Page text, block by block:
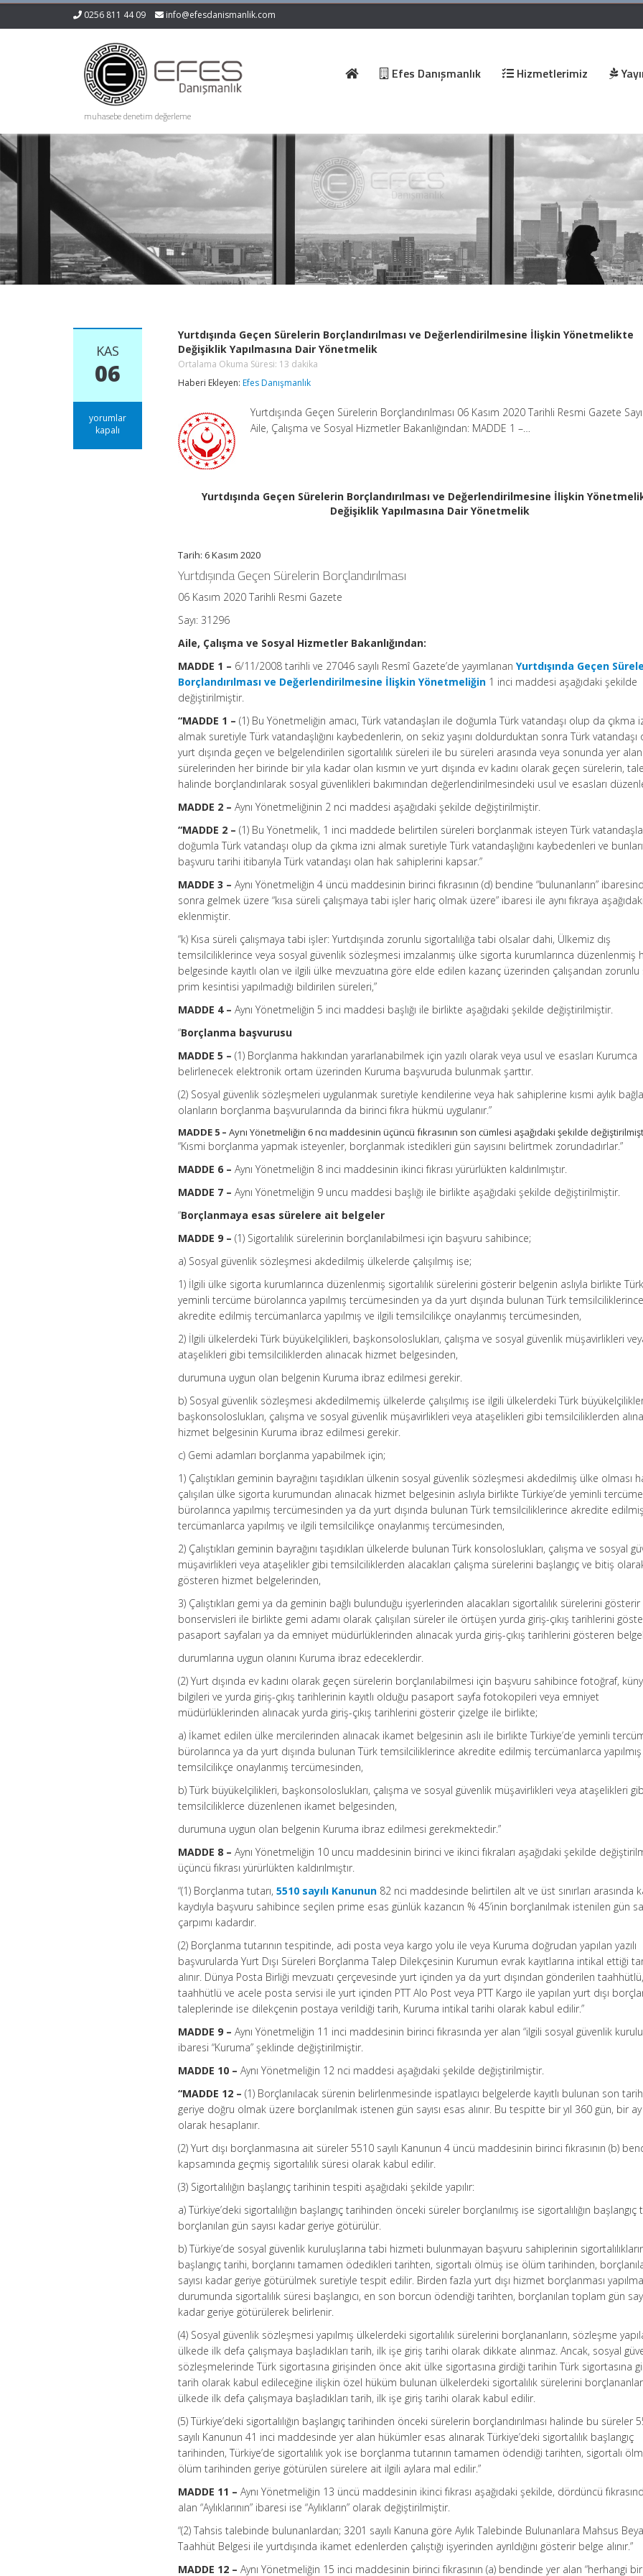
0256 811 44 09 info@efesdanismanlik.com
muhasebe denetim değerleme
Efes Danışmanlık Hizmetlerimiz
KAS
06
Yurtdışında
Geçen
yorumlar
kapalı
Yurtdışında Geçen Sürelerin Borçlandırılması ve Değerlendirilmesine İlişkin Yönetmelikte
Değişiklik Yapılmasına Dair Yönetmelik
Ortalama Okuma Süresi: 13 dakika
Haberi Ekleyen:Efes Danışmanlık
Yurtdışında Geçen Sürelerin Borçlandırılması 06 Kasım 2020 Tarihli Resmi Gazete
Aile, Çalışma ve Sosyal Hizmetler Bakanlığından: MADDE 1 –…
Yurtdışında Geçen Sürelerin Borçlandırılması ve Değerlendirilmesine İlişkin
Değişiklik Yapılmasına Dair Yönetmelik
Tarih: 6 Kasım 2020
Yurtdışında Geçen Sürelerin Borçlandırılması
06 Kasım 2020 Tarihli Resmi Gazete
Sayı: 31296
Aile, Çalışma ve Sosyal Hizmetler Bakanlığından:
MADDE 1 – 6/11/2008 tarihli ve 27046 sayılı Resmî Gazete’de yayımlananYurtdışında Geçen
Borçlandırılması ve Değerlendirilmesine İlişkin Yönetmeliğin 1 inci maddesi aşağıdaki şekilde
değiştirilmiştir.
“MADDE 1 –(1) Bu Yönetmeliğin amacı, Türk vatandaşları ile doğumla Türk vatandaşı olup da çıkma
almak suretiyle Türk vatandaşlığını kaybedenlerin, on sekiz yaşını doldurduktan sonra Türk vatandaşı
yurt dışında geçen ve belgelendirilen sigortalılık süreleri ile bu süreleri arasında veya sonunda yer
sürelerinden her birinde bir yıla kadar olan kısmın ve yurt dışında ev kadını olarak geçen sürelerin,
halinde borçlandırılarak sosyal güvenlikleri bakımından değerlendirilmesindeki usul ve esasları
MADDE 2 –Aynı Yönetmeliğinin 2 nci maddesi aşağıdaki şekilde değiştirilmiştir.
“MADDE 2 – (1) Bu Yönetmelik, 1 inci maddede belirtilen süreleri borçlanmak isteyen Türk
doğumla Türk vatandaşı olup da çıkma izni almak suretiyle Türk vatandaşlığını kaybedenleri ve
başvuru tarihi itibarıyla Türk vatandaşı olan hak sahiplerini kapsar.”
MADDE 3 –Aynı Yönetmeliğin 4 üncü maddesinin birinci fıkrasının (d) bendine “bulunanların”
sonra gelmek üzere “kısa süreli çalışmaya tabi işler hariç olmak üzere” ibaresi ile aynı fıkraya
eklenmiştir.
“k) Kısa süreli çalışmaya tabi işler: Yurtdışında zorunlu sigortalılığa tabi olsalar dahi, Ülkemiz dış
temsilciliklerince veya sosyal güvenlik sözleşmesi imzalanmış ülke sigorta kurumlarınca düzenlenmiş
belgesinde kayıtlı olan ve ilgili ülke mevzuatına göre elde edilen kazanç üzerinden çalışandan
prim kesintisi yapılmadığı bildirilen süreleri,”
MADDE 4 –Aynı Yönetmeliğin 5 inci maddesi başlığı ile birlikte aşağıdaki şekilde değiştirilmiştir.
“Borçlanma başvurusu
MADDE 5 –(1) Borçlanma hakkından yararlanabilmek için yazılı olarak veya usul ve esasları Kurumca
belirlenecek elektronik ortam üzerinden Kuruma başvuruda bulunmak şarttır.
(2) Sosyal güvenlik sözleşmeleri uygulanmak suretiyle kendilerine veya hak sahiplerine kısmi aylık
olanların borçlanma başvurularında da birinci fıkra hükmü uygulanır.”
MADDE 5 –Aynı Yönetmeliğin 6 ncı maddesinin üçüncü fıkrasının son cümlesi aşağıdaki şekilde
“Kısmi borçlanma yapmak isteyenler, borçlanmak istedikleri gün sayısını belirtmek zorundadırlar.”
MADDE 6 –Aynı Yönetmeliğin 8 inci maddesinin ikinci fıkrası yürürlükten kaldırılmıştır.
MADDE 7 –Aynı Yönetmeliğin 9 uncu maddesi başlığı ile birlikte aşağıdaki şekilde değiştirilmiştir.
“Borçlanmaya esas sürelere ait belgeler
MADDE 9 –(1) Sigortalılık sürelerinin borçlanılabilmesi için başvuru sahibince;
a) Sosyal güvenlik sözleşmesi akdedilmiş ülkelerde çalışılmış ise;
1) İlgili ülke sigorta kurumlarınca düzenlenmiş sigortalılık sürelerini gösterir belgenin aslıyla birlikte
yeminli tercüme bürolarınca yapılmış tercümesinden ya da yurt dışında bulunan Türk temsilciliklerince
akredite edilmiş tercümanlarca yapılmış ve ilgili temsilcilikçe onaylanmış tercümesinden,
2) İlgili ülkelerdeki Türk büyükelçilikleri, başkonsoloslukları, çalışma ve sosyal güvenlik müşavirlikleri
ataşelikleri gibi temsilciliklerden alınacak hizmet belgesinden,
durumuna uygun olan belgenin Kuruma ibraz edilmesi gerekir.
b) Sosyal güvenlik sözleşmesi akdedilmemiş ülkelerde çalışılmış ise ilgili ülkelerdeki Türk
başkonsoloslukları, çalışma ve sosyal güvenlik müşavirlikleri veya ataşelikleri gibi temsilciliklerden
hizmet belgesinin Kuruma ibraz edilmesi gerekir.
c) Gemi adamları borçlanma yapabilmek için;
1) Çalıştıkları geminin bayrağını taşıdıkları ülkenin sosyal güvenlik sözleşmesi akdedilmiş ülke olması
çalışılan ülke sigorta kurumundan alınacak hizmet belgesinin aslıyla birlikte Türkiye’de yeminli tercüme
bürolarınca yapılmış tercümesinden ya da yurt dışında bulunan Türk temsilciliklerince akredite edilmiş
tercümanlarca yapılmış ve ilgili temsilcilikçe onaylanmış tercümesinden,
2) Çalıştıkları geminin bayrağını taşıdıkları ülkelerde bulunan Türk konsoloslukları, çalışma ve sosyal
müşavirlikleri veya ataşelikler gibi temsilciliklerden alacakları çalışma sürelerini başlangıç ve bitiş
gösteren hizmet belgelerinden,
3) Çalıştıkları gemi ya da geminin bağlı bulunduğu işyerlerinden alacakları sigortalılık sürelerini gösterir
bonservisleri ile birlikte gemi adamı olarak çalışılan süreler ile örtüşen yurda giriş-çıkış tarihlerini
pasaport sayfaları ya da emniyet müdürlüklerinden alınacak yurda giriş-çıkış tarihlerini gösteren
durumlarına uygun olanını Kuruma ibraz edeceklerdir.
(2) Yurt dışında ev kadını olarak geçen sürelerin borçlanılabilmesi için başvuru sahibince fotoğraf,
bilgileri ve yurda giriş-çıkış tarihlerinin kayıtlı olduğu pasaport sayfa fotokopileri veya emniyet
müdürlüklerinden alınacak yurda giriş-çıkış tarihlerini gösterir çizelge ile birlikte;
a) İkamet edilen ülke mercilerinden alınacak ikamet belgesinin aslı ile birlikte Türkiye’de yeminli
bürolarınca ya da yurt dışında bulunan Türk temsilciliklerince akredite edilmiş tercümanlarca yapılmış
temsilcilikçe onaylanmış tercümesinden,
b) Türk büyükelçilikleri, başkonsoloslukları, çalışma ve sosyal güvenlik müşavirlikleri veya ataşelikleri
temsilciliklerce düzenlenen ikamet belgesinden,
durumuna uygun olan belgenin Kuruma ibraz edilmesi gerekmektedir.”
MADDE 8 –Aynı Yönetmeliğin 10 uncu maddesinin birinci ve ikinci fıkraları aşağıdaki şekilde
üçüncü fıkrası yürürlükten kaldırılmıştır.
“(1) Borçlanma tutarı,5510 sayılı Kanunun 82 nci maddesinde belirtilen alt ve üst sınırları arasında
kaydıyla başvuru sahibince seçilen prime esas günlük kazancın % 45’inin borçlanılmak istenilen gün
çarpımı kadardır.
(2) Borçlanma tutarının tespitinde, adi posta veya kargo yolu ile veya Kuruma doğrudan yapılan yazılı
başvurularda Yurt Dışı Süreleri Borçlanma Talep Dilekçesinin Kurumun evrak kayıtlarına intikal ettiği
alınır. Dünya Posta Birliği mevzuatı çerçevesinde yurt içinden ya da yurt dışından gönderilen
taahhütlü ve acele posta servisi ile yurt içinden PTT Alo Post veya PTT Kargo ile yapılan yurt dışı
taleplerinde ise dilekçenin postaya verildiği tarih, Kuruma intikal tarihi olarak kabul edilir.”
MADDE 9 – Aynı Yönetmeliğin 11 inci maddesinin birinci fıkrasında yer alan “ilgili sosyal güvenlik
ibaresi “Kuruma” şeklinde değiştirilmiştir.
MADDE 10 –Aynı Yönetmeliğin 12 nci maddesi aşağıdaki şekilde değiştirilmiştir.
“MADDE 12 – (1) Borçlanılacak sürenin belirlenmesinde ispatlayıcı belgelerde kayıtlı bulunan son
geriye doğru olmak üzere borçlanılmak istenen gün sayısı esas alınır. Bu tespitte bir yıl 360 gün, bir
olarak hesaplanır.
(2) Yurt dışı borçlanmasına ait süreler 5510 sayılı Kanunun 4 üncü maddesinin birinci fıkrasının (b)
kapsamında geçmiş sigortalılık süresi olarak kabul edilir.
(3) Sigortalılığın başlangıç tarihinin tespiti aşağıdaki şekilde yapılır:
a) Türkiye’deki sigortalılığın başlangıç tarihinden önceki süreler borçlanılmış ise sigortalılığın başlangıç
borçlanılan gün sayısı kadar geriye götürülür.
b) Türkiye’de sosyal güvenlik kuruluşlarına tabi hizmeti bulunmayan başvuru sahiplerinin
başlangıç tarihi, borçlarını tamamen ödedikleri tarihten, sigortalı ölmüş ise ölüm tarihinden,
sayısı kadar geriye götürülmek suretiyle tespit edilir. Birden fazla yurt dışı hizmet borçlanması
durumunda sigortalılık süresi başlangıcı, en son borcun ödendiği tarihten, borçlanılan toplam gün
kadar geriye götürülerek belirlenir.
(4) Sosyal güvenlik sözleşmesi yapılmış ülkelerdeki sigortalılık sürelerini borçlananların, sözleşme
ülkede ilk defa çalışmaya başladıkları tarih, ilk işe giriş tarihi olarak dikkate alınmaz. Ancak, sosyal
sözleşmelerinde Türk sigortasına girişinden önce akit ülke sigortasına girdiği tarihin Türk sigortasına
tarih olarak kabul edileceğine ilişkin özel hüküm bulunan ülkelerdeki sigortalılık sürelerini
ülkede ilk defa çalışmaya başladıkları tarih, ilk işe giriş tarihi olarak kabul edilir.
(5) Türkiye’deki sigortalılığın başlangıç tarihinden önceki sürelerin borçlandırılması halinde bu süreler
sayılı Kanunun 41 inci maddesinde yer alan hükümler esas alınarak Türkiye’deki sigortalılık başlangıç
tarihinden, Türkiye’de sigortalılık yok ise borçlanma tutarının tamamen ödendiği tarihten, sigortalı
ölüm tarihinden geriye götürülen sürelere ait ilgili aylara mal edilir.”
MADDE 11 –Aynı Yönetmeliğin 13 üncü maddesinin ikinci fıkrası aşağıdaki şekilde, dördüncü
alan “Aylıklarının” ibaresi ise “Aylıkların” olarak değiştirilmiştir.
“(2) Tahsis talebinde bulunanlardan; 3201 sayılı Kanuna göre Aylık Talebinde Bulunanlara Mahsus
Taahhüt Belgesi ile yurtdışında ikamet edenlerden çalıştığı işyerinden ayrıldığını gösterir belge alınır.”
MADDE 12 –Aynı Yönetmeliğin 15 inci maddesinin birinci fıkrasının (a) bendinde yer alan “herhangi